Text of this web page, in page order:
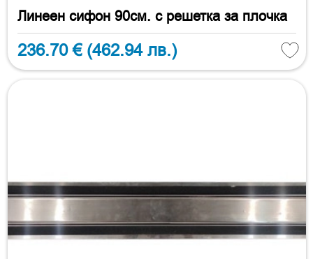
Линеен сифон 90см. с решетка за плочка
236.70 € (462.94 лв.)